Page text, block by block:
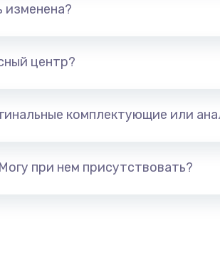
центр?
комплектующие или
при нем присутствовать?